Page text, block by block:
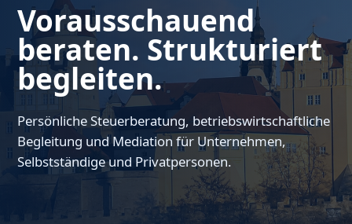
Vorausschauend
beraten. Strukturiert
begleiten.
Persönliche Steuerberatung, betriebswirtschaftliche
Begleitung und Mediation für Unternehmen,
Selbstständige und Privatpersonen.